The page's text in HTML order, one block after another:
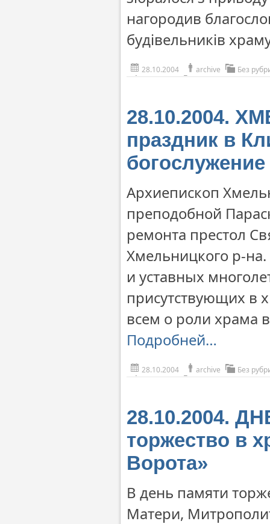
нагородив
будівельників
28.10.2004 archive Без
28.10.2004.
праздник в
богослужение
Архиепископ
преподобной
ремонта престол
Хмельницкого р-на.
и уставных
присутствующих в
всем о роли храма
Подробней…
28.10.2004 archive Без
28.10.2004.
торжество в
Ворота»
В день памяти
Матери,